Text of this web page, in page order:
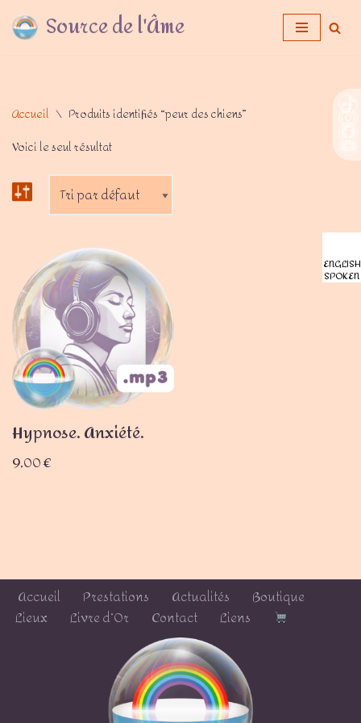
Aller Source de l'Âme
Accueil \ Produits identifiés “peur des chiens”
Voici le seul résultat
Hypnose. Anxiété.
9,00€
Accueil Prestations Actualités
Boutique
Lieux
Livre d’Or Contact Liens
ENGLISH
SPOKEN